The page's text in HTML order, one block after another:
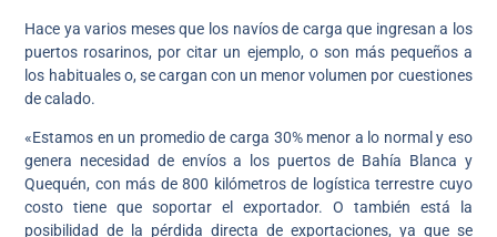
Hace ya varios meses que los navíos de carga que ingresan a los
puertos rosarinos, por citar un ejemplo, o son más pequeños a
los habituales o, se cargan con un menor volumen por cuestiones
de calado.
«Estamos en un promedio de carga 30% menor a lo normal y eso
genera necesidad de envíos a los puertos de Bahía Blanca y
Quequén, con más de 800 kilómetros de logística terrestre cuyo
costo tiene que soportar el exportador. O también está la
posibilidad de la pérdida directa de exportaciones, ya que se